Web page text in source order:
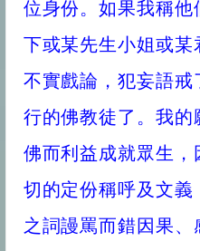
位身份。如果我稱他
下或某先生小姐或某
不實戲論，犯妄語
行的佛教徒了。我
佛而利益成就眾生
切的定份稱呼及文
之詞謾罵而錯因果